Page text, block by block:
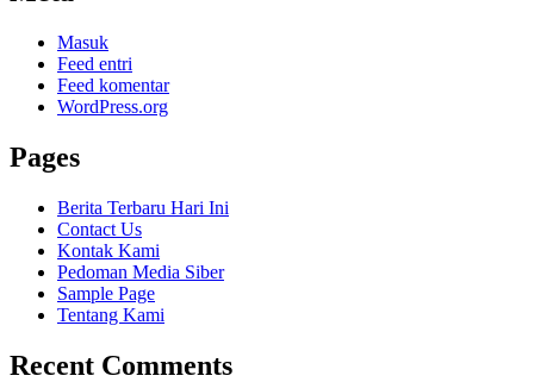
Masuk
Feed entri
Feed komentar
WordPress.org
Pages
Berita Terbaru Hari Ini
Contact Us
Kontak Kami
Pedoman Media Siber
Sample Page
Tentang Kami
Recent Comments